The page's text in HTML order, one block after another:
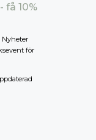
få 10%
Nyheter
för